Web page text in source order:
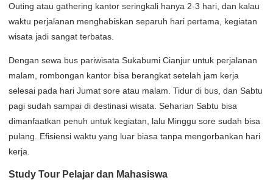
Outing atau gathering kantor seringkali hanya 2-3 hari, dan kalau
waktu perjalanan menghabiskan separuh hari pertama, kegiatan
wisata jadi sangat terbatas.
Dengan sewa bus pariwisata Sukabumi Cianjur untuk perjalanan
malam, rombongan kantor bisa berangkat setelah jam kerja
selesai pada hari Jumat sore atau malam. Tidur di bus, dan Sabtu
pagi sudah sampai di destinasi wisata. Seharian Sabtu bisa
dimanfaatkan penuh untuk kegiatan, lalu Minggu sore sudah bisa
pulang. Efisiensi waktu yang luar biasa tanpa mengorbankan hari
kerja.
Study Tour Pelajar dan Mahasiswa